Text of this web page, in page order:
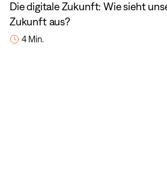
Die digitale Zukunft: Wie sieht
Zukunft aus?
4 Min.